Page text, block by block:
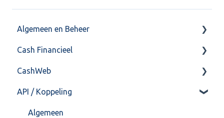
Algemeen en Beheer
Bank(koppeling)
Import/Export
Postbus
Training & Consultancy
Cash Financieel
Boekhoud
Fiscaal
Overig
CashWeb
CashHero Layout
Mailen vanuit CASHWeb
API / Koppeling
Algemeen